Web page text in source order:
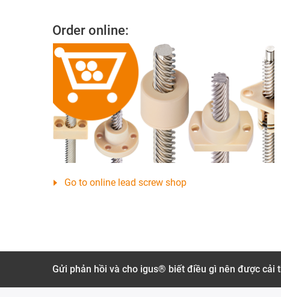
Order online:
Go to online lead screw shop
Gửi phản hồi và cho igus® biết điều gì nên được cải